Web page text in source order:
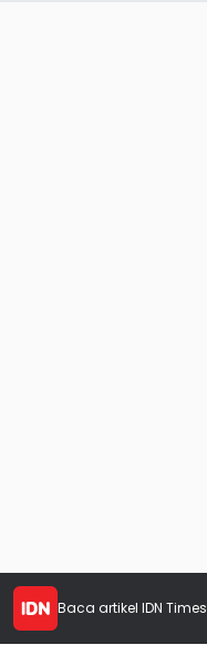
Baca artikel IDN Times